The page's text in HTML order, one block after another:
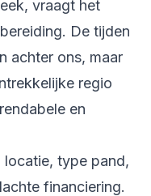
vraagt het
De tijden
achter ons, maar
regio
en
locatie, type pand,
financiering.